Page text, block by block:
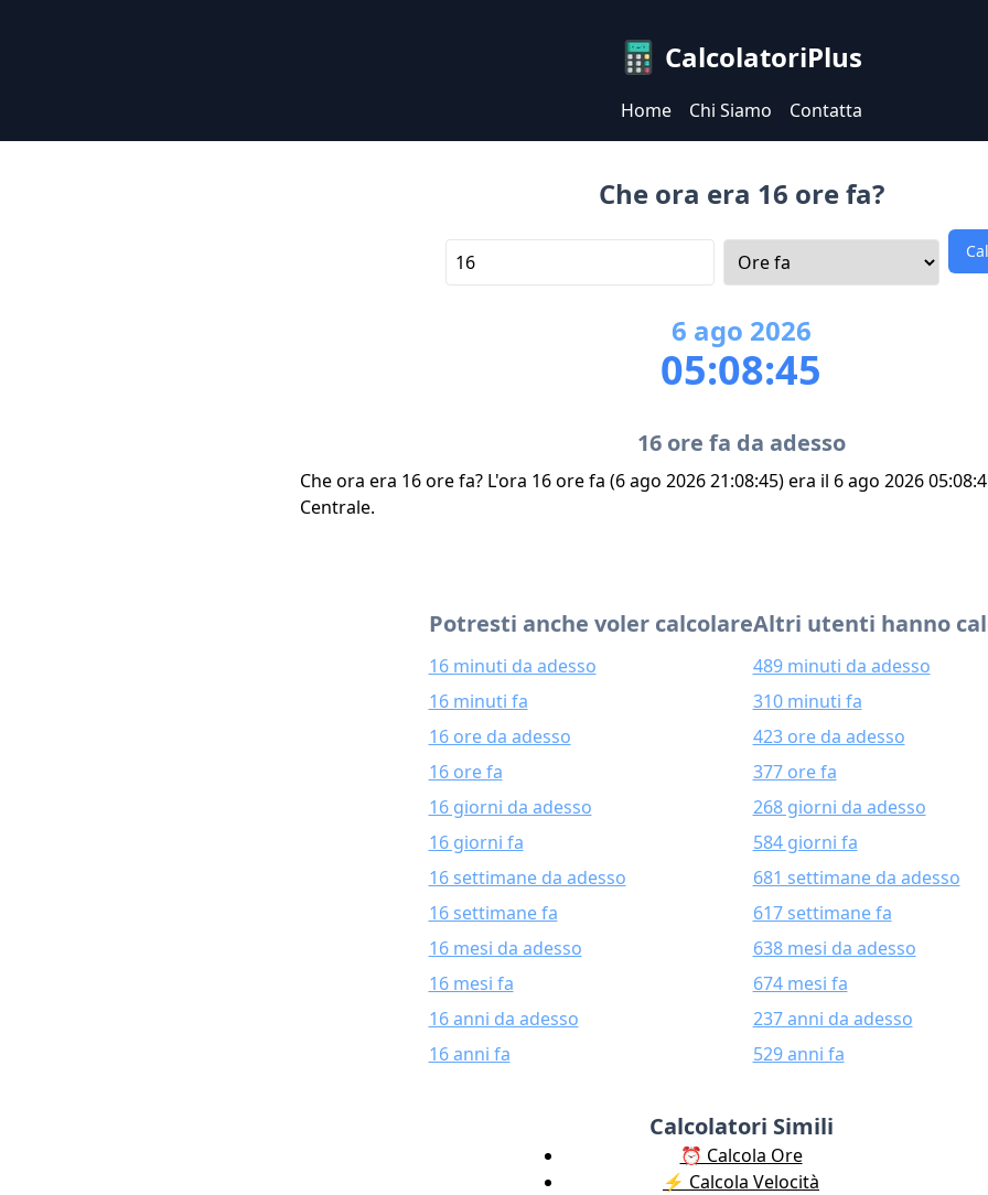
CalcolatoriPlus
Home Chi Siamo Contatta
Che ora era 16 ore fa?
6 ago 2026
05:08:45
16 ore fa da adesso
Che ora era 16 ore fa? L'ora 16 ore fa (6 ago 2026 21:08:45) era il 6 ago 2026
Centrale.
Potresti anche voler calcolare
16 minuti da adesso
16 minuti fa
16 ore da adesso
16 ore fa
16 giorni da adesso
16 giorni fa
16 settimane da adesso
16 settimane fa
16 mesi da adesso
16 mesi fa
16 anni da adesso
16 anni fa
Altri utenti hanno
489 minuti da adesso
310 minuti fa
423 ore da adesso
377 ore fa
268 giorni da adesso
584 giorni fa
681 settimane da adesso
617 settimane fa
638 mesi da adesso
674 mesi fa
237 anni da adesso
529 anni fa
Calcolatori Simili
⏰ Calcola Ore
⚡️ Calcola Velocità